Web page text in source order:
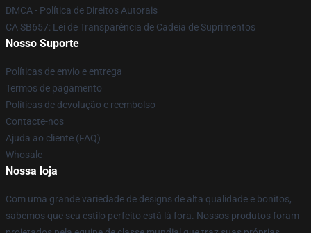
DMCA - Política de Direitos Autorais
CA SB657: Lei de Transparência de Cadeia de Suprimentos
Nosso Suporte
Políticas de envio e entrega
Termos de pagamento
Políticas de devolução e reembolso
Contacte-nos
Ajuda ao cliente (FAQ)
Whosale
Nossa loja
Com uma grande variedade de designs de alta qualidade e bonitos,
sabemos que seu estilo perfeito está lá fora. Nossos produtos foram